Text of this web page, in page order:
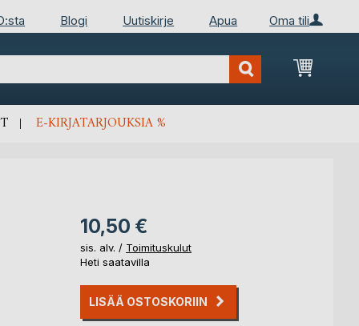
Oma tili
Blogi Uutiskirje Apua
E-KIRJATARJOUKSIA %
10,50 €
sis. alv. / Toimituskulut
Heti saatavilla
LISÄÄ OSTOSKORIIN